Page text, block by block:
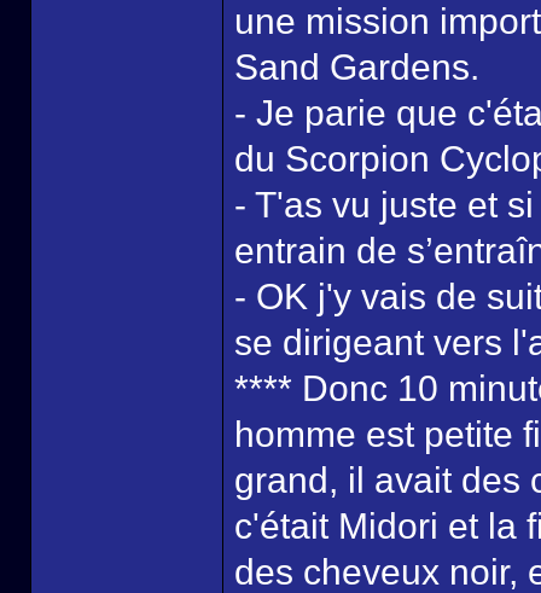
une mission
Sand Gardens.
- Je parie que
du Scorpion
- T'as vu juste et
entrain de
- OK j'y vais de
se dirigeant vers
**** Donc 10
homme est petite
grand, il avait des
c'était Midori et la
des cheveux noir,